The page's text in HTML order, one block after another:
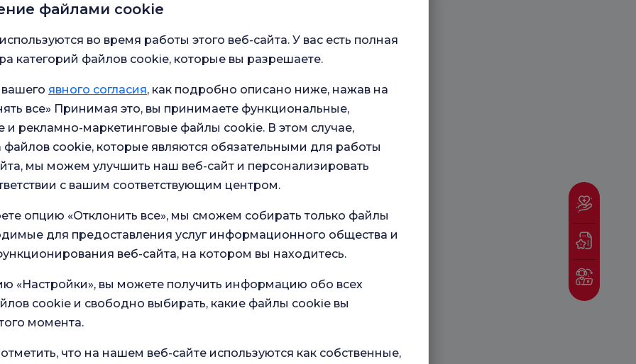
репродуктивной терапии
Хасталыклары Эгитим
Хасталыклары Эгитим
файлами cookie
во время работы этого веб-сайта. У вас есть полная
категорий файлов cookie, которые вы разрешаете.
явного согласия, как подробно описано ниже, нажав на
все» Принимая это, вы принимаете функциональные,
и рекламно-маркетинговые файлы cookie. В этом случае,
cookie, которые являются обязательными для работы
мы можем улучшить наш веб-сайт и персонализировать
с вашим соответствующим центром.
опцию «Отклонить все», мы сможем собирать только файлы
для предоставления услуг информационного общества и
веб-сайта, на котором вы находитесь.
«Настройки», вы можете получить информацию обо всех
cookie и свободно выбирать, какие файлы cookie вы
момента.
что на нашем веб-сайте используются как собственные,